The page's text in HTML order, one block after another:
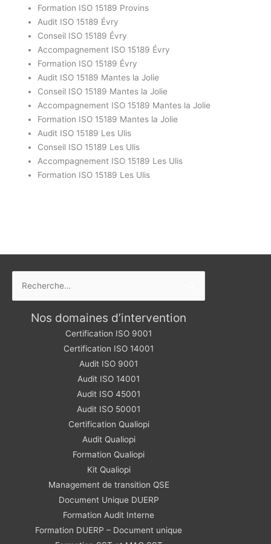
Formation ISO 15189 Provins
Audit ISO 15189 Évry
Conseil ISO 15189 Évry
Accompagnement ISO 15189 Évry
Formation ISO 15189 Évry
Audit ISO 15189 Mantes la Jolie
Conseil ISO 15189 Mantes la Jolie
Accompagnement ISO 15189 Mantes la Jolie
Formation ISO 15189 Mantes la Jolie
Audit ISO 15189 Les Ulis
Conseil ISO 15189 Les Ulis
Accompagnement ISO 15189 Les Ulis
Formation ISO 15189 Les Ulis
Nos domaines d’intervention
Certification ISO 9001
Certification ISO 14001
Audit ISO 9001
Audit ISO 14001
Audit ISO 45001
Audit ISO 50001
Certification Qualiopi
Audit Qualiopi
Formation Qualiopi
Kit Qualiopi
Management de transition QSE
Document Unique DUERP
Formation Audit Interne
Formation DUERP – Document unique